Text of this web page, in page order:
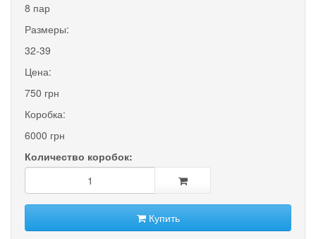
8 пар
Размеры:
32-39
Цена:
750 грн
Коробка:
6000 грн
Количество коробок:
Купить